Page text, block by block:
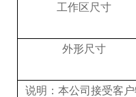
工作区尺寸
外形尺寸
说明：本公司接受客